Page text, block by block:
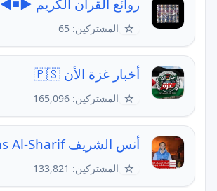
روائع القرأن الكريم ▶◾◀
☆ المشتركين: 65
أخبار غزة الأن 🇵🇸
☆ المشتركين: 165,096
أنس الشريف Anas Al-Sharif
☆ المشتركين: 133,821